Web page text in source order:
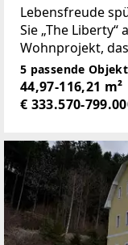
Lebensfreude
Sie „The
Wohnprojekt,
der Dynamik der
36 Wohnungen
5 passende
44,97-116,21 m²
€ 333.570-